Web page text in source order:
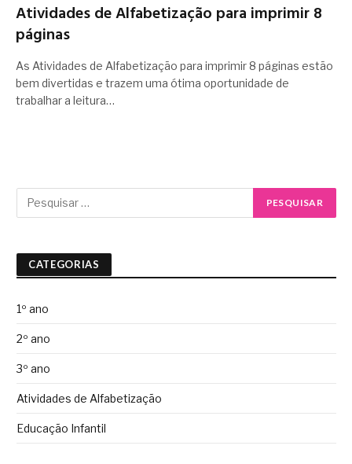
Atividades de Alfabetização para imprimir 8
páginas
As Atividades de Alfabetização para imprimir 8 páginas estão
bem divertidas e trazem uma ótima oportunidade de
trabalhar a leitura…
CATEGORIAS
1º ano
2º ano
3º ano
Atividades de Alfabetização
Educação Infantil